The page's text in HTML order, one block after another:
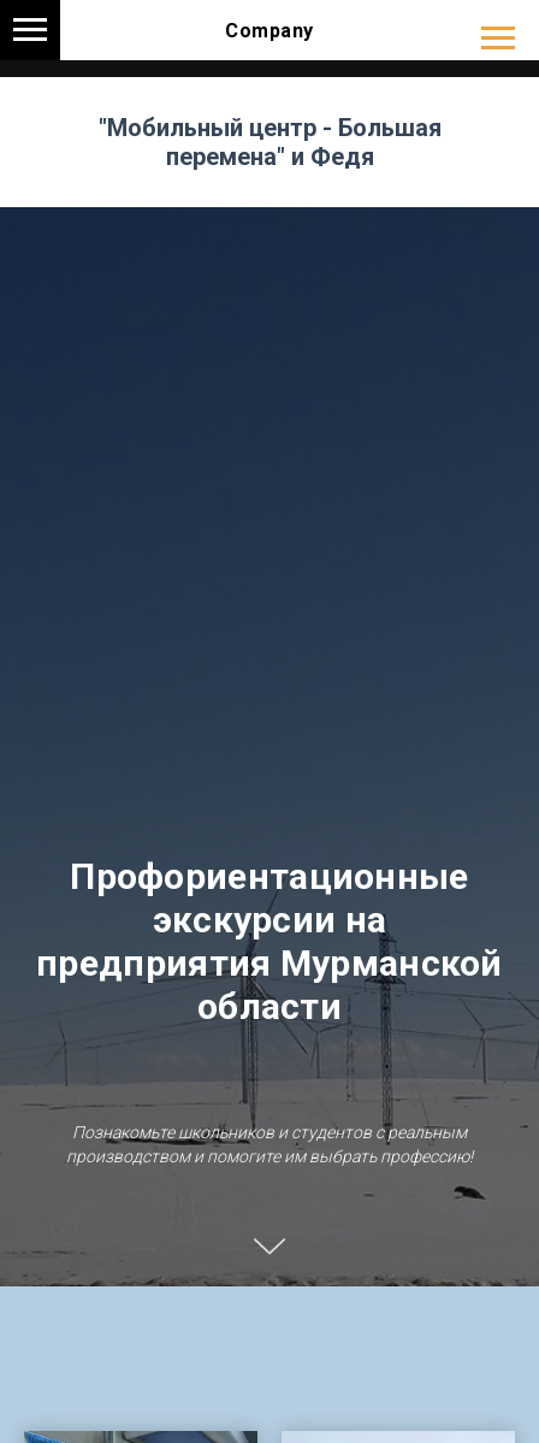
ПРОФИЗВЕСТНОСТЬ Company
"Мобильный центр - Большая
перемена" и Федя
Профориентационные
экскурсии на
предприятия Мурманской
области
Познакомьте школьников и студентов с реальным
производством и помогите им выбрать профессию!